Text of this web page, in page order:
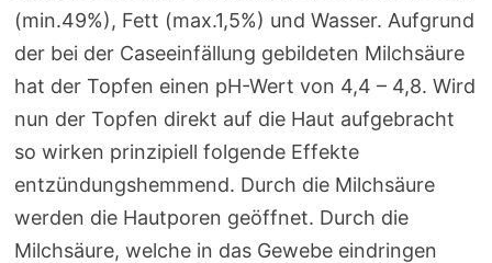
(min.49%), Fett (max.1,5%) und Wasser. Aufgrund
der bei der Caseeinfällung gebildeten Milchsäure
hat der Topfen einen pH-Wert von 4,4 – 4,8. Wird
nun der Topfen direkt auf die Haut aufgebracht
so wirken prinzipiell folgende Effekte
entzündungshemmend. Durch die Milchsäure
werden die Hautporen geöffnet. Durch die
Milchsäure, welche in das Gewebe eindringen